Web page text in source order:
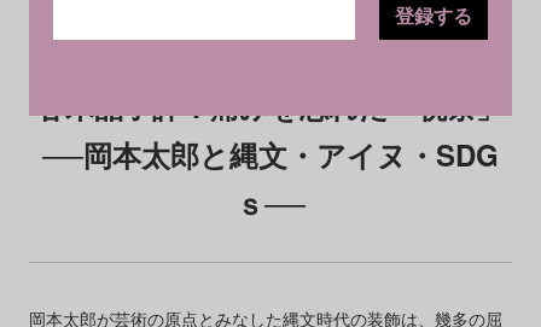
2022.10.06
春木晶子評：痛みを忘れた「祝祭」
──岡本太郎と縄文・アイヌ・SDG
ｓ──
岡本太郎が芸術の原点とみなした縄文時代の装飾は、幾多の屈
登録する